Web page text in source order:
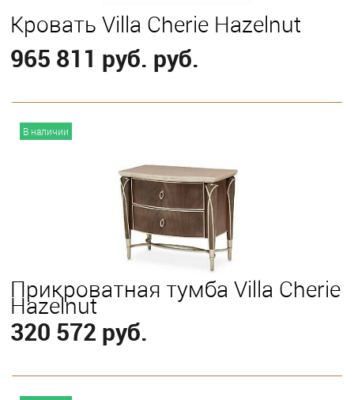
Кровать Villa Cherie Hazelnut
965 811 руб. руб.
Eastern King Queen
В наличии
Прикроватная тумба Villa Cherie
Hazelnut
320 572 руб.